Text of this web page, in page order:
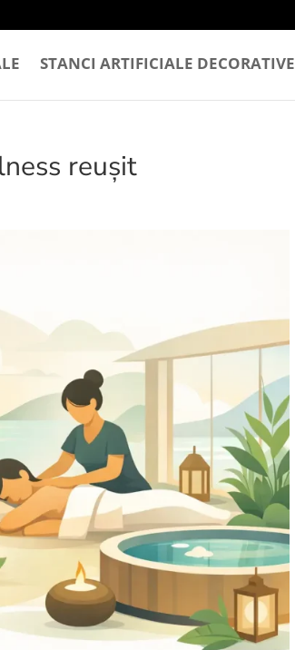
STANCI ARTIFICIALE DECORATIVE
reușit